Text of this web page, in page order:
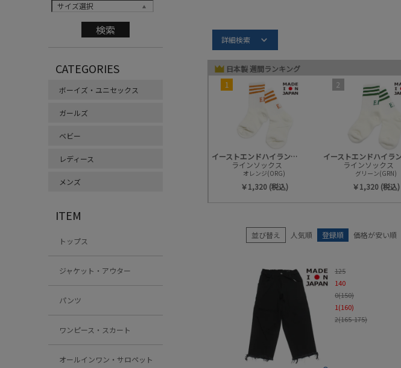
サイズ選択
CATEGORIES
ボーイズ・ユニセックス
ガールズ
ベビー
レディース
メンズ
ITEM
トップス
ジャケット・アウター
パンツ
ワンピース・スカート
オールインワン・サロペット
詳細検索
Item Search
ブランド
セール商品
日本製 週間ランキング
1
イーストエンドハイランダーズ
ラインソックス
オレンジ(ORG)
￥1,320 (税込)
2
ラインソックス
グリーン(GRN)
￥1,320 (税込)
並び替え 人気順 登録順 価格が安い順
125
140
0(150)
1(160)
2(165-175)